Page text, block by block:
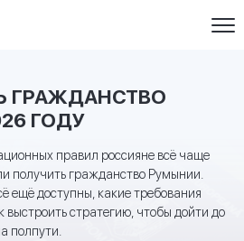
ГРАЖДАНСТВО
ГОДУ
правил россияне всё чаще
получить гражданство Румынии.
ещё доступны, какие требования
выстроить стратегию, чтобы дойти до
полпути.